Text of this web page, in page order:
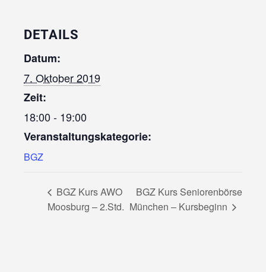
DETAILS
Datum:
7. Oktober 2019
Zeit:
18:00 - 19:00
Veranstaltungskategorie:
BGZ
BGZ Kurs AWO
Moosburg – 2.Std.
BGZ Kurs Seniorenbörse
München – Kursbeginn